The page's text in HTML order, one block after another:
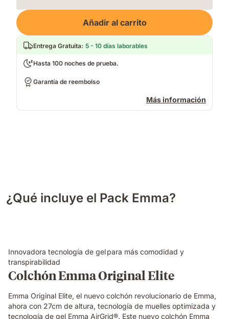
Loading
Añadir al carrito
Entrega Gratuita: 5 - 10 días laborables
Hasta 100 noches de prueba.
Garantía de reembolso
Más información
¿Qué incluye el Pack Emma?
Innovadora tecnología de gel para más comodidad y
transpirabilidad
Colchón Emma Original Elite
Emma Original Elite, el nuevo colchón revolucionario de Emma,
ahora con 27cm de altura, tecnología de muelles optimizada y
tecnología de gel Emma AirGrid®. Este nuevo colchón Emma